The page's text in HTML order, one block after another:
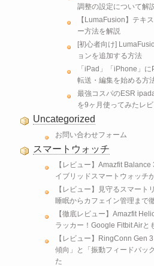
調整の設定について解
【LumaFusion】テキ
ー方法を解説
[初心者向け]
ョンを追加する方法
「iPad」「iPhone」
転送・編集を始める方
最強コスパのESR
を9ヶ月使ってみたレ
Uncategorized
お問い合わせフォーム
スマートウォッチ
【レビュー】Amazfit
イブリッドスマートウォッチ
【レビュー】見守るスマート
睡眠からカフェイン管理まで
【徹底レビュー】Amazfit
ラッカー！Google Fitbit Airと
【レビュー】RingConn Gen
傾向」と「振動フィードバッ
た